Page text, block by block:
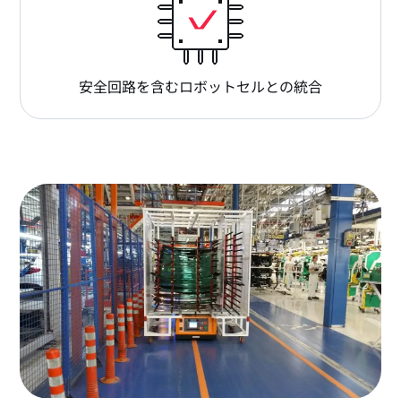
安全回路を含むロボットセルとの統合